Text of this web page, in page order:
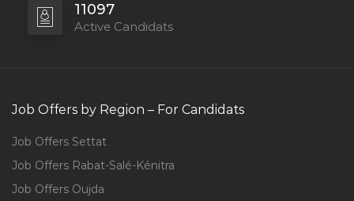
11097
Active Candidats
Job Offers by Region – For Candidats
Job Offers Settat
Job Offers Rabat-Salé-Kénitra
Job Offers Oujda